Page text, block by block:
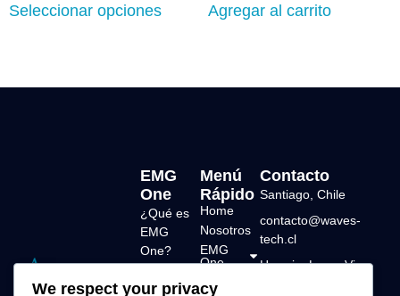
Seleccionar opciones Agregar al carrito
Soluciones
Menú
Rápido
Home
Nosotros
EMG
One
Tienda
EMG
One
¿Qué es
EMG
One?
Contacto
Santiago, Chile
contacto@waves-
tech.cl
Horario: Lun a Vie –
We respect your privacy